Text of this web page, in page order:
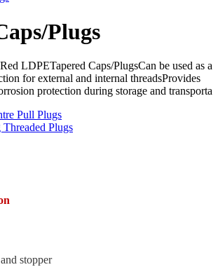
Plugs
LDPETapered Caps/PlugsCan be used as a
for external and internal threadsProvides
protection during storage and transporta
Pull Plugs
Threaded Plugs
stopper